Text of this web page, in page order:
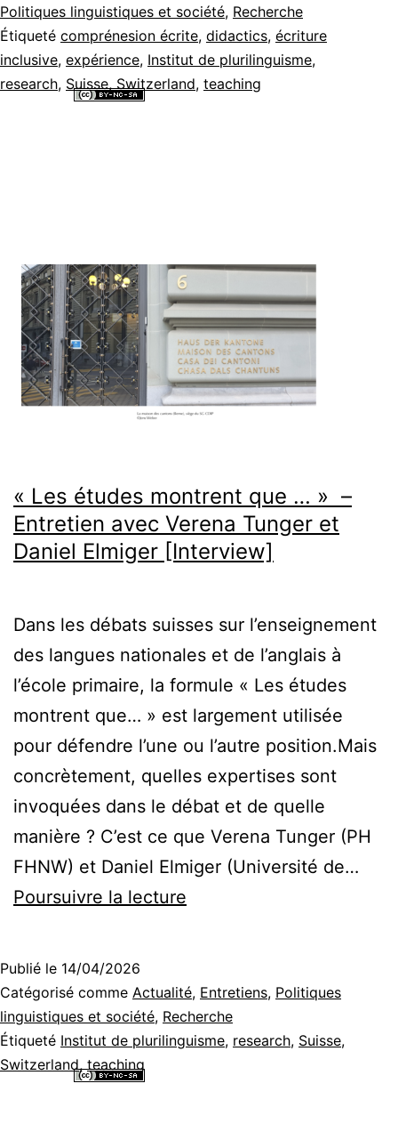
la
compréhension
écrite
français
langue
d’intégration
?
Interview
avec
[Interview]
Politiques linguistiques et société, Recherche
Étiqueté comprénesion écrite, didactics, écriture
inclusive, expérience, Institut de plurilinguisme,
research, Suisse, Switzerland, teaching
« Les études montrent que … » –
Entretien avec Verena Tunger et
Daniel Elmiger [Interview]
Dans les débats suisses sur l’enseignement
des langues nationales et de l’anglais à
l’école primaire, la formule « Les études
montrent que… » est largement utilisée
pour défendre l’une ou l’autre position.Mais
concrètement, quelles expertises sont
invoquées dans le débat et de quelle
manière ? C’est ce que Verena Tunger (PH
FHNW) et Daniel Elmiger (Université de…
Poursuivre la lecture
que
… »
–
Publié le 14/04/2026
Catégorisé comme Actualité, Entretiens, Politiques
linguistiques et société, Recherche
Étiqueté Institut de plurilinguisme, research, Suisse,
Switzerland, teaching